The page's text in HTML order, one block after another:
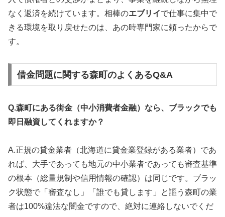
なく返済を続けています。相棒のエブリイで仕事に集中で
きる環境を取り戻せたのは、あの時専門家に頼ったからで
す。
借金問題に関する森町のよくあるQ&A
Q.森町にある街金（中小消費者金融）なら、ブラックでも
即日融資してくれますか？
A.正規の貸金業者（北海道に貸金業登録がある業者）であ
れば、大手であっても地元の中小業者であっても審査基準
の根本（総量規制や信用情報の確認）は同じです。ブラッ
ク状態で「審査なし」「誰でも貸します」と謳う森町の業
者は100%違法な闇金ですので、絶対に連絡しないでくだ